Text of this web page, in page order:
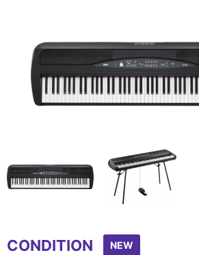
of
CONDITION NEW